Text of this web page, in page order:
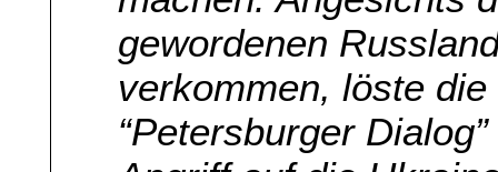
gewordenen
verkommen, löste
“Petersburger